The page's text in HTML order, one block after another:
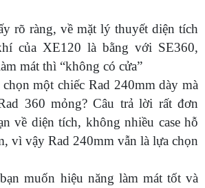
rõ ràng, về mặt lý thuyết diện tích
của XE120 là bằng với SE360,
mát thì “không có cửa”
một chiếc Rad 240mm dày mà
360 mỏng? Câu trả lời rất đơn
về diện tích, không nhiều case hỗ
vì vậy Rad 240mm vẫn là lựa chọn
muốn hiệu năng làm mát tốt và